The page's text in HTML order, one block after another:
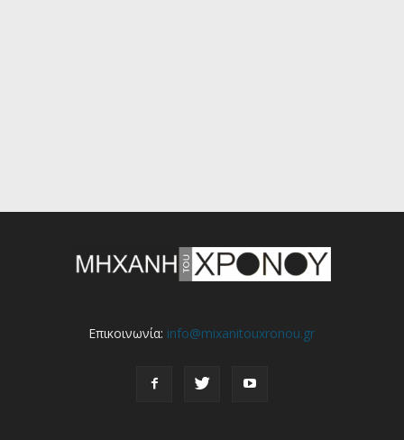
Επικοινωνία: info@mixanitouxronou.gr